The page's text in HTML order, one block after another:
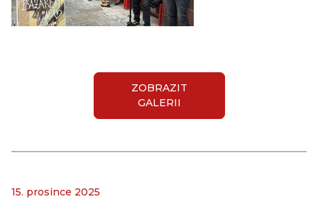
ZOBRAZIT
GALERII
15. prosince 2025